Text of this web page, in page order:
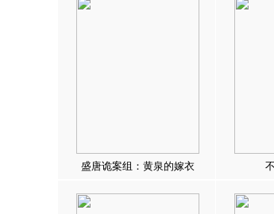
盛唐诡案组：黄泉的嫁衣